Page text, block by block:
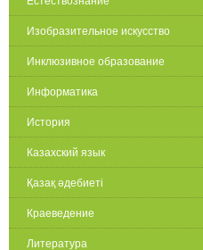
Изобразительное искусство
Инклюзивное образование
Информатика
История
Казахский язык
Қазақ әдебиеті
Краеведение
Литература